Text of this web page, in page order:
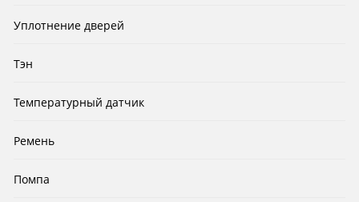
Уплотнение дверей
Тэн
Температурный датчик
Ремень
Помпа